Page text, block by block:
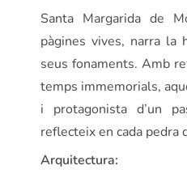
Santa Margarida de
pàgines vives, narra la
seus fonaments. Amb
temps immemorials,
i protagonista d’un
reflecteix en cada pedra
Arquitectura: